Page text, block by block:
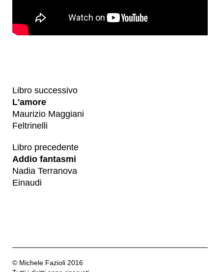
Libro successivo
L'amore
Maurizio Maggiani
Feltrinelli
Libro precedente
Addio fantasmi
Nadia Terranova
Einaudi
© Michele Fazioli 2016